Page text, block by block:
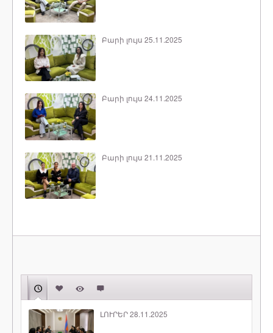
Բարի լույս 25.11.2025
Բարի լույս 24.11.2025
Բարի լույս 21.11.2025
ԼՈՒՐԵՐ 28.11.2025